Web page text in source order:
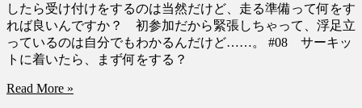
したら受け付けをするのは当然だけど、走る準備って何をす
れば良いんですか？ 初参加だから緊張しちゃって、浮足立
っているのは自分でもわかるんだけど……。 #08 サーキッ
トに着いたら、まず何をする？
Read More »